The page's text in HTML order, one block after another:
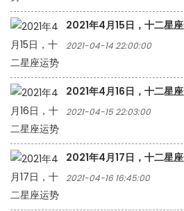
2021年4月15日，十二星
2021-04-14 22:00:00
2021年4月16日，十二星
2021-04-15 22:03:00
2021年4月17日，十二星
2021-04-16 16:45:00